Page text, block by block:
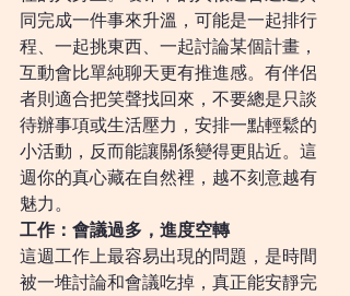
同完成一件事來升溫，可能是一起排行
程、一起挑東西、一起討論某個計畫，
互動會比單純聊天更有推進感。有伴侶
者則適合把笑聲找回來，不要總是只談
待辦事項或生活壓力，安排一點輕鬆的
小活動，反而能讓關係變得更貼近。這
週你的真心藏在自然裡，越不刻意越有
魅力。
工作：會議過多，進度空轉
這週工作上最容易出現的問題，是時間
被一堆討論和會議吃掉，真正能安靜完